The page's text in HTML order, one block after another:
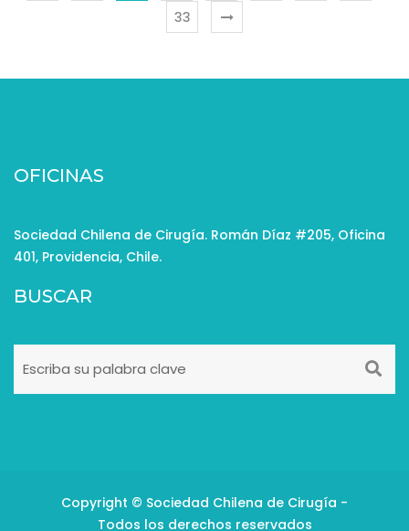
33
OFICINAS
Sociedad Chilena de Cirugía. Román Díaz #205, Oficina
401, Providencia, Chile.
BUSCAR
Copyright © Sociedad Chilena de Cirugía -
Todos los derechos reservados